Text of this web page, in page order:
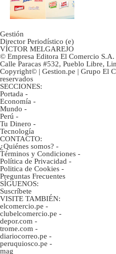
Gestión
Director Periodístico (e)
VÍCTOR MELGAREJO
© Empresa Editora El Comercio S.A.
Calle Paracas #532, Pueblo Libre,
Copyright© | Gestion.pe | Grupo El
reservados
SECCIONES:
Portada -
Economía -
Mundo -
Perú -
Tu Dinero -
Tecnología
CONTACTO:
¿Quiénes somos? -
Términos y Condiciones -
Política de Privacidad -
Politica de Cookies -
Preguntas Frecuentes
SÍGUENOS:
Suscríbete
VISITE TAMBIÉN:
elcomercio.pe -
clubelcomercio.pe -
depor.com -
trome.com -
diariocorreo.pe -
peruquiosco.pe -
mag